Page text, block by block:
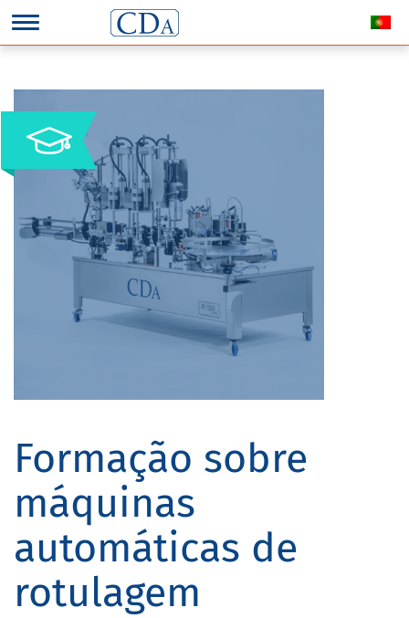
Formação sobre
máquinas
automáticas de
rotulagem